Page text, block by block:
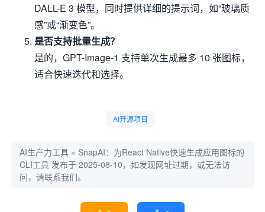
DALL-E 3 模型，同时提供详细的提示词，如“玻璃质
感”或“渐变色”。
是否支持批量生成？
是的，GPT-Image-1 支持单次生成最多 10 张图标，
适合快速迭代和选择。
AI开源项目
AI生产力工具 » SnapAI：为React Native快速生成应用图标的
CLI工具 发布于 2025-08-10，如发现网址过期，或无法访
问，请联系我们。